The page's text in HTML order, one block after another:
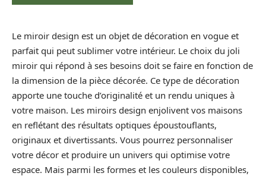
Le miroir design est un objet de décoration en vogue et
parfait qui peut sublimer votre intérieur. Le choix du joli
miroir qui répond à ses besoins doit se faire en fonction de
la dimension de la pièce décorée. Ce type de décoration
apporte une touche d’originalité et un rendu uniques à
votre maison. Les miroirs design enjolivent vos maisons
en reflétant des résultats optiques époustouflants,
originaux et divertissants. Vous pourrez personnaliser
votre décor et produire un univers qui optimise votre
espace. Mais parmi les formes et les couleurs disponibles,